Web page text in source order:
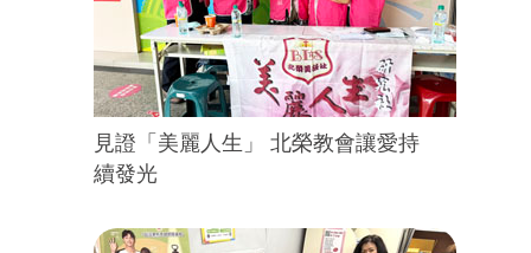
見證「美麗人生」 北榮教會讓愛持
續發光